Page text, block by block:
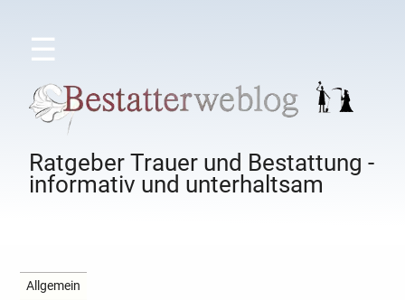
☰
Ratgeber Trauer und Bestattung -
informativ und unterhaltsam
Allgemein